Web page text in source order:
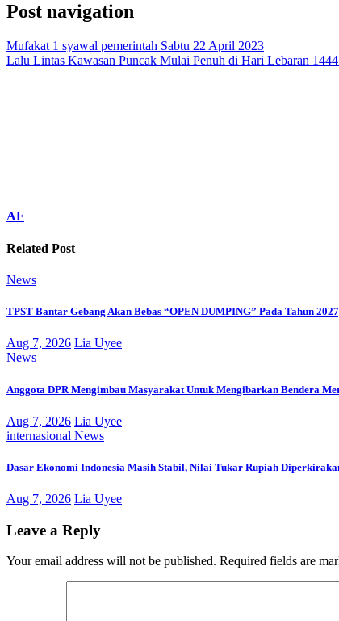
Post navigation
Mufakat 1 syawal pemerintah Sabtu 22 April 2023
Lalu Lintas Kawasan Puncak Mulai Penuh di Hari Lebaran
AF
Related Post
News
TPST Bantar Gebang Akan Bebas “OPEN DUMPING” Pada Tahun
Aug 7, 2026 Lia Uyee
News
Anggota DPR Mengimbau Masyarakat Untuk Mengibarkan Bendera
Aug 7, 2026 Lia Uyee
internasional News
Dasar Ekonomi Indonesia Masih Stabil, Nilai Tukar Rupiah
Aug 7, 2026 Lia Uyee
Leave a Reply
Your email address will not be published. Required fields are